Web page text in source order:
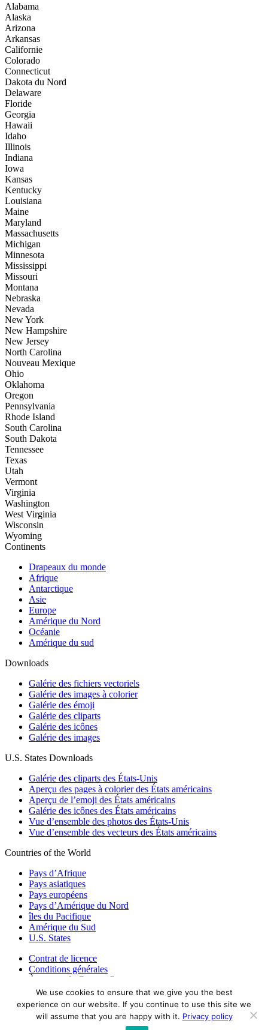
Alabama
Alaska
Arizona
Arkansas
Californie
Colorado
Connecticut
Dakota du Nord
Delaware
Floride
Georgia
Hawaii
Idaho
Illinois
Indiana
Iowa
Kansas
Kentucky
Louisiana
Maine
Maryland
Massachusetts
Michigan
Minnesota
Mississippi
Missouri
Montana
Nebraska
Nevada
New York
New Hampshire
New Jersey
North Carolina
Nouveau Mexique
Ohio
Oklahoma
Oregon
Pennsylvania
Rhode Island
South Carolina
South Dakota
Tennessee
Texas
Utah
Vermont
Virginia
Washington
West Virginia
Wisconsin
Wyoming
Continents
Drapeaux du monde
Afrique
Antarctique
Asie
Europe
Amérique du Nord
Océanie
Amérique du sud
Downloads
Galérie des fichiers vectoriels
Galérie des images à colorier
Galérie des émoji
Galérie des cliparts
Galérie des icônes
Galérie des images
U.S. States Downloads
Galérie des cliparts des États-Unis
Aperçu des pages à colorier des États américains
Aperçu de l’emoji des États américains
Galérie des icônes des États américains
Vue d’ensemble des photos des États-Unis
Vue d’ensemble des vecteurs des États américains
Countries of the World
Pays d’Afrique
Pays asiatiques
Pays européens
Pays d’Amérique du Nord
îles du Pacifique
Amérique du Sud
U.S. States
Contrat de licence
Conditions générales
À propos de Countryflags.com
Clause de non-responsabilité
Déclaration de confidentialité
We use cookies to ensure that we give you the best
experience on our website. If you continue to use this site we
will assume that you are happy with it. Privacy policy